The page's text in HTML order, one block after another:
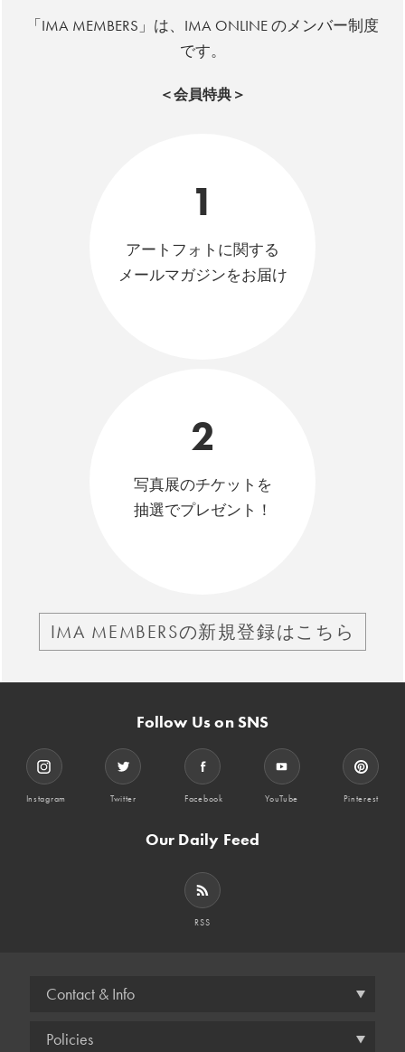
「IMA MEMBERS」は、IMA ONLINE のメンバー制度
です。
＜会員特典＞
1
アートフォトに関する
メールマガジンをお届け
2
写真展のチケットを
抽選でプレゼント！
IMA MEMBERSの新規登録はこちら
Follow Us on SNS
Instagram Twitter Facebook YouTube Pinterest
Our Daily Feed
RSS
Contact & Info
Policies